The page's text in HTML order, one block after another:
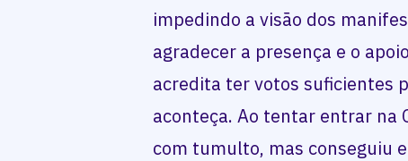
impedindo a visão dos
agradecer a presença e o
acredita ter votos suficientes
aconteça. Ao tentar entrar na
com tumulto, mas conseguiu